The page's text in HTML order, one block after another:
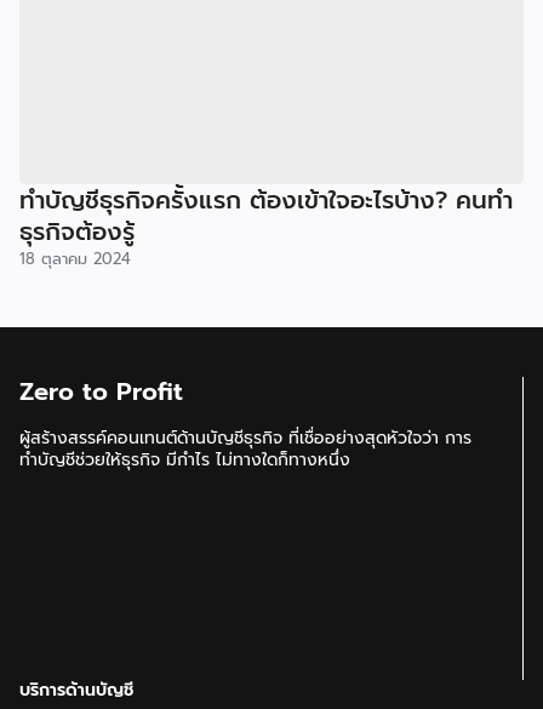
ทำบัญชีธุรกิจครั้งแรก ต้องเข้าใจอะไรบ้าง? คนทำ
ธุรกิจต้องรู้
18 ตุลาคม 2024
Zero to Profit
ผู้สร้างสรรค์คอนเทนต์ด้านบัญชีธุรกิจ ที่เชื่ออย่างสุดหัวใจว่า การ
ทำบัญชีช่วยให้ธุรกิจ มีกำไร ไม่ทางใดก็ทางหนึ่ง
บริการด้านบัญชี